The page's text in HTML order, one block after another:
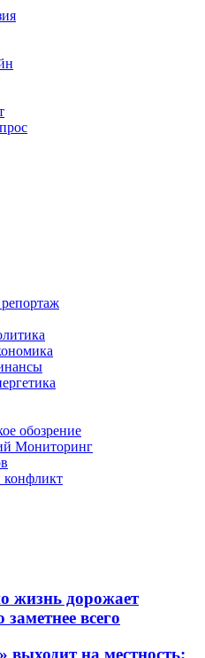
обозрение
Мониторинг
конфликт
жизнь дорожает
заметнее всего
на местность: